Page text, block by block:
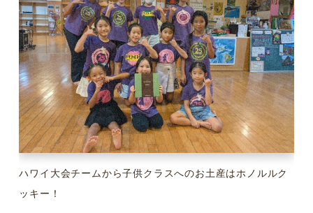
ハワイ大会チームから子供クラスへのお土産はホノルルク
ッキー！